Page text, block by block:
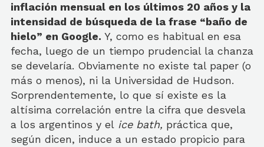
inflación mensual en los últimos 20 años y la
intensidad de búsqueda de la frase “baño de
hielo” en Google. Y, como es habitual en esa
fecha, luego de un tiempo prudencial la chanza
se develaría. Obviamente no existe tal paper (o
más o menos), ni la Universidad de Hudson.
Sorprendentemente, lo que sí existe es la
altísima correlación entre la cifra que desvela
a los argentinos y el ice bath, práctica que,
según dicen, induce a un estado propicio para